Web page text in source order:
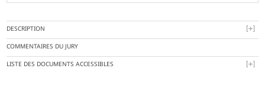
DESCRIPTION
COMMENTAIRES DU JURY
LISTE DES DOCUMENTS ACCESSIBLES